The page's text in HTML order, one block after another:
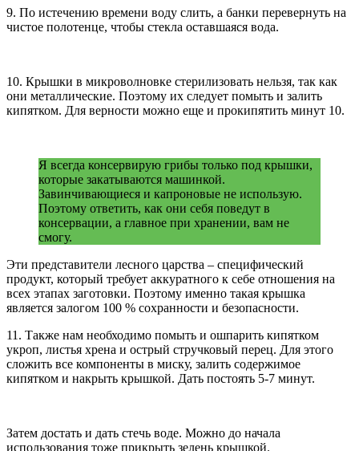
9. По истечению времени воду слить, а банки перевернуть на
чистое полотенце, чтобы стекла оставшаяся вода.
10. Крышки в микроволновке стерилизовать нельзя, так как
они металлические. Поэтому их следует помыть и залить
кипятком. Для верности можно еще и прокипятить минут 10.
Я всегда консервирую грибы только под крышки,
которые закатываются машинкой.
Завинчивающиеся и капроновые не использую.
Поэтому ответить, как они себя поведут в
консервации, а главное при хранении, вам не
смогу.
Эти представители лесного царства – специфический
продукт, который требует аккуратного к себе отношения на
всех этапах заготовки. Поэтому именно такая крышка
является залогом 100 % сохранности и безопасности.
11. Также нам необходимо помыть и ошпарить кипятком
укроп, листья хрена и острый стручковый перец. Для этого
сложить все компоненты в миску, залить содержимое
кипятком и накрыть крышкой. Дать постоять 5-7 минут.
Затем достать и дать стечь воде. Можно до начала
использования тоже прикрыть зелень крышкой.